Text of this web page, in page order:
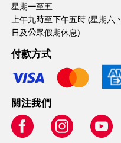
星期一至五
上午九時至下午五時 (星期六、
日及公眾假期休息)
付款方式
關注我們